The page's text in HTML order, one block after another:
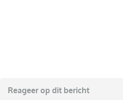
Reageer op dit bericht